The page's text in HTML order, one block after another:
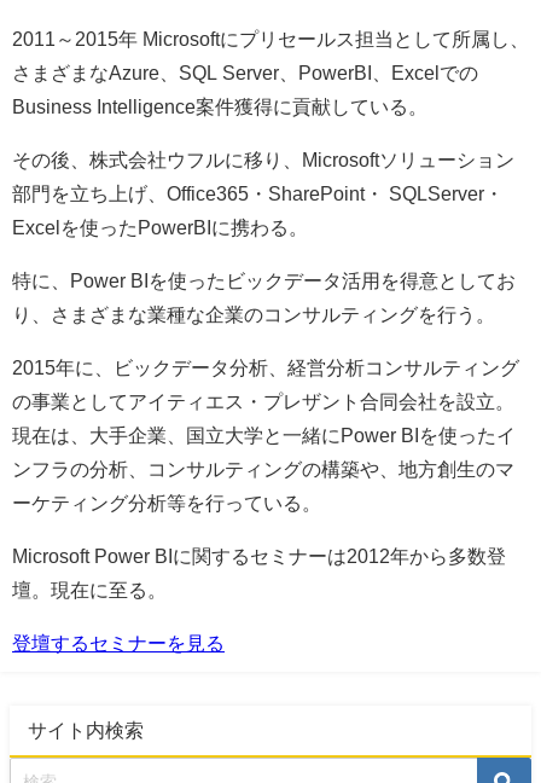
2011～2015年 Microsoftにプリセールス担当として所属し、
さまざまなAzure、SQL Server、PowerBI、Excelでの
Business Intelligence案件獲得に貢献している。
その後、株式会社ウフルに移り、Microsoftソリューション
部門を立ち上げ、Office365・SharePoint・ SQLServer・
Excelを使ったPowerBIに携わる。
特に、Power BIを使ったビックデータ活用を得意としてお
り、さまざまな業種な企業のコンサルティングを行う。
2015年に、ビックデータ分析、経営分析コンサルティング
の事業としてアイティエス・プレザント合同会社を設立。
現在は、大手企業、国立大学と一緒にPower BIを使ったイ
ンフラの分析、コンサルティングの構築や、地方創生のマ
ーケティング分析等を行っている。
Microsoft Power BIに関するセミナーは2012年から多数登
壇。現在に至る。
登壇するセミナーを見る
サイト内検索